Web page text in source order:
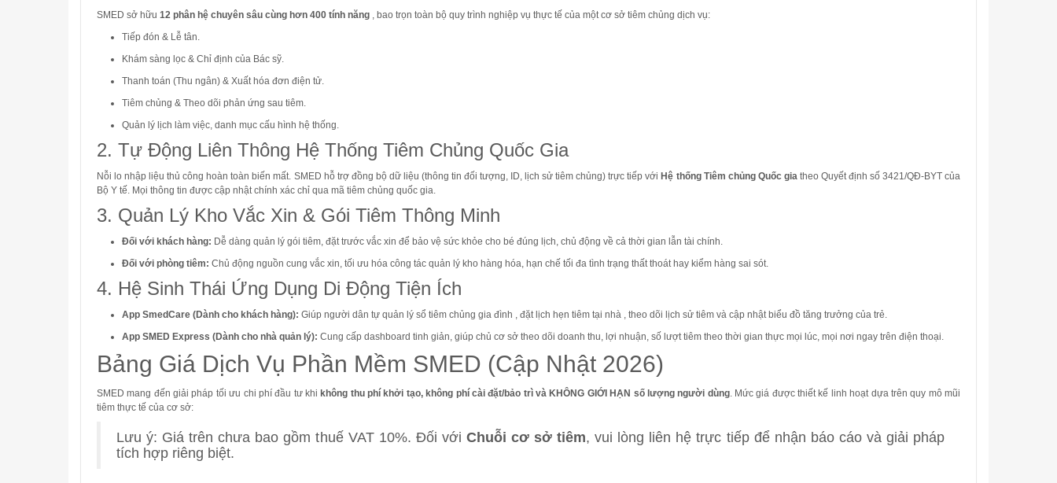
SMED sở hữu 12 phân hệ chuyên sâu cùng hơn 400 tính năng , bao trọn toàn bộ quy trình nghiệp vụ thực tế của một cơ sở tiêm chủng dịch vụ:
Tiếp đón & Lễ tân.
Khám sàng lọc & Chỉ định của Bác sỹ.
Thanh toán (Thu ngân) & Xuất hóa đơn điện tử.
Tiêm chủng & Theo dõi phản ứng sau tiêm.
Quản lý lịch làm việc, danh mục cấu hình hệ thống.
2. Tự Động Liên Thông Hệ Thống Tiêm Chủng Quốc Gia
Nỗi lo nhập liệu thủ công hoàn toàn biến mất. SMED hỗ trợ đồng bộ dữ liệu (thông tin đối tượng, ID, lịch sử tiêm chủng) trực tiếp với Hệ thống Tiêm chủng Quốc giatheo Quyết định số 3421/QĐ-BYT của
Bộ Y tế. Mọi thông tin được cập nhật chính xác chỉ qua mã tiêm chủng quốc gia.
3. Quản Lý Kho Vắc Xin & Gói Tiêm Thông Minh
Đối với khách hàng: Dễ dàng quản lý gói tiêm, đặt trước vắc xin để bảo vệ sức khỏe cho bé đúng lịch, chủ động về cả thời gian lẫn tài chính.
Đối với phòng tiêm: Chủ động nguồn cung vắc xin, tối ưu hóa công tác quản lý kho hàng hóa, hạn chế tối đa tình trạng thất thoát hay kiểm hàng sai sót.
4. Hệ Sinh Thái Ứng Dụng Di Động Tiện Ích
App SmedCare (Dành cho khách hàng): Giúp người dân tự quản lý sổ tiêm chủng gia đình , đặt lịch hẹn tiêm tại nhà , theo dõi lịch sử tiêm và cập nhật biểu đồ tăng trưởng của trẻ.
App SMED Express (Dành cho nhà quản lý): Cung cấp dashboard tinh giản, giúp chủ cơ sở theo dõi doanh thu, lợi nhuận, số lượt tiêm theo thời gian thực mọi lúc, mọi nơi ngay trên điện thoại.
Bảng Giá Dịch Vụ Phần Mềm SMED (Cập Nhật 2026)
SMED mang đến giải pháp tối ưu chi phí đầu tư khi không thu phí khởi tạo, không phí cài đặt/bảo trì và KHÔNG GIỚI HẠN số lượng người dùng. Mức giá được thiết kế linh hoạt dựa trên quy mô mũi
tiêm thực tế của cơ sở:
Lưu ý: Giá trên chưa bao gồm thuế VAT 10%. Đối với Chuỗi cơ sở tiêm, vui lòng liên hệ trực tiếp để nhận báo cáo và giải pháp
tích hợp riêng biệt.